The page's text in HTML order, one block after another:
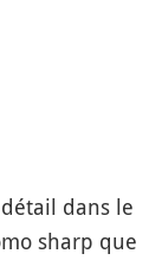
dans le
sharp que